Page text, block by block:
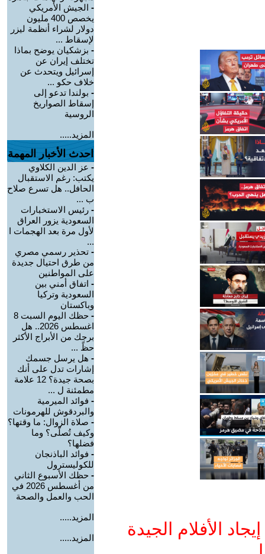
الأفلام الجيدة
- الجيش الأمريكي
يخصص 400 مليون
دولار لشراء أنظمة ليزر
لإسقاط ...
- بزشكيان يوضح بماذا
تختلف إيران عن
إسرائيل ويتحدث عن
خلاف حكو ...
- بولندا تدعو إلى
إسقاط الصواريخ
الروسية
المزيد.....
احدث الأخبار المهمة
- عز الدين الكلاوي
يكتب: رغم الاستقبال
الحافل.. هل تسرع صلاح
ب ...
- رئيس الاستخبارات
السعودية يزور العراق
لأول مرة بعد الهجمات ا
...
- تحذير رسمي مصري
من طرق احتيال جديدة
على المواطنين
- اتفاق أمني بين
السعودية وتركيا
وباكستان
-
حظك اليوم السبت 8
اغسطس 2026.. هل
برجك من الأبراج الأكثر
حظً ...
- هل يرسل جسمك
إشارات تدل على أنك
بصحة جيدة؟ 12 علامة
مطمئنة ل ...
- فوائد الميرمية
والبردقوش للهرمونات
- صلاة الزوال: ما وقتها؟
وكيف تُصلّى؟ وما
فضلها؟
- فوائد الباذنجان
للكوليسترول
- حظك الأسبوع الثاني
من أغسطس 2026 في
الحب والعمل والصحة
المزيد.....
المزيد.....